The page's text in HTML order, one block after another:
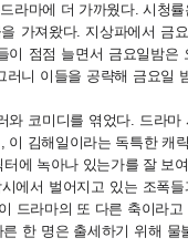
라마에 더 가까웠다. 시청
가져왔다. 지상파에서 금
점점 늘면서 금요일밤
니 이들을 공략해 금요일
코미디를 엮었다. 드라
김해일이라는 독특한 캐
에 녹아나 있는가를 잘 보
에서 벌어지고 있는 조폭
드라마의 또 다른 축이라
한 명은 출세하기 위해